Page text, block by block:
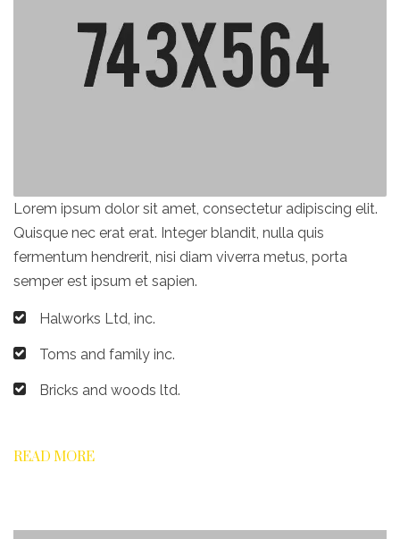
Lorem ipsum dolor sit amet, consectetur adipiscing elit.
Quisque nec erat erat. Integer blandit, nulla quis
fermentum hendrerit, nisi diam viverra metus, porta
semper est ipsum et sapien.
Halworks Ltd, inc.
Toms and family inc.
Bricks and woods ltd.
READ MORE